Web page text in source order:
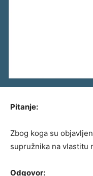
Pitanje:
Zbog koga su
supružnika na vlastitu
Odgovor: